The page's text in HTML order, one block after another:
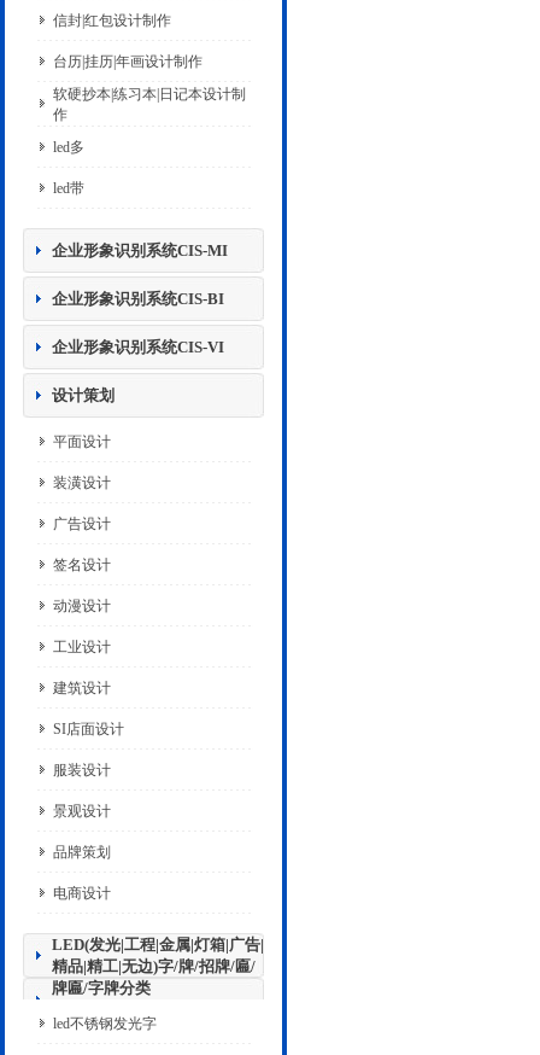
信封|红包设计制作
台历|挂历|年画设计制作
软硬抄本|练习本|日记本设计制
作
led多
led带
企业形象识别系统CIS-MI
企业形象识别系统CIS-BI
企业形象识别系统CIS-VI
设计策划
平面设计
装潢设计
广告设计
签名设计
动漫设计
工业设计
建筑设计
SI店面设计
服装设计
景观设计
品牌策划
电商设计
LED(发光|工程|金属|灯箱|广告|
精品|精工|无边)字/牌/招牌/匾/
牌匾/字牌分类
led不锈钢发光字